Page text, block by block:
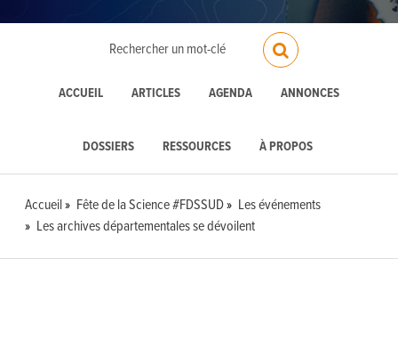
ACCUEIL ARTICLES AGENDA ANNONCES
DOSSIERS RESSOURCES À PROPOS
Accueil Fête de la Science #FDSSUD
Les événements
Les archives départementales se dévoilent